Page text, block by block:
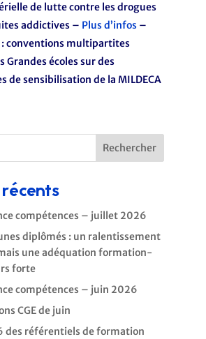
de lutte contre les drogues
addictives – Plus d’infos–
conventions multipartites
Grandes écoles sur des
de sensibilisation de la MILDECA
Rechercher
compétences – juillet 2026
diplômés : un ralentissement
une adéquation formation-
forte
compétences – juin 2026
CGE de juin
des référentiels de formation